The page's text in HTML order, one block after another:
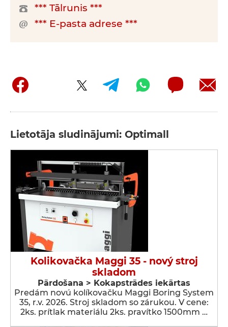
*** Tālrunis ***
*** E-pasta adrese ***
Lietotāja sludinājumi: Optimall
Kolikovačka Maggi 35 - nový stroj
skladom
Pārdošana > Kokapstrādes iekārtas
Predám novú kolíkovačku Maggi Boring System
35, r.v. 2026. Stroj skladom so zárukou. V cene:
2ks. prítlak materiálu 2ks. pravítko 1500mm …